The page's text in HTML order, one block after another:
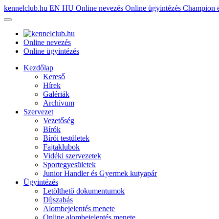
kennelclub.hu EN HU Online nevezés Online ügyintézés Champion
Online nevezés
Online ügyintézés
Kezdőlap
Kereső
Hírek
Galériák
Archívum
Szervezet
Vezetőség
Bírók
Bírói testületek
Fajtaklubok
Vidéki szervezetek
Sportegyesületek
Junior Handler és Gyermek kutyapár
Ügyintézés
Letölthető dokumentumok
Díjszabás
Alombejelentés menete
Online alombejelentés menete